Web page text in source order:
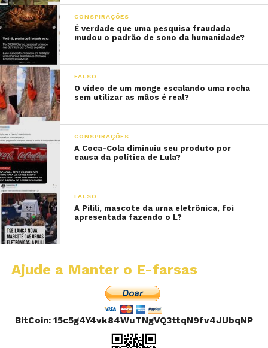
CONSPIRAÇÕES
É verdade que uma pesquisa fraudada
mudou o padrão de sono da humanidade?
FALSO
O vídeo de um monge escalando uma rocha
sem utilizar as mãos é real?
CONSPIRAÇÕES
A Coca-Cola diminuiu seu produto por
causa da política de Lula?
FALSO
A Pilili, mascote da urna eletrônica, foi
apresentada fazendo o L?
Ajude a Manter o E-farsas
BitCoin: 15c5g4Y4vk84WuTNgVQ3ttqN9fv4JUbqNP